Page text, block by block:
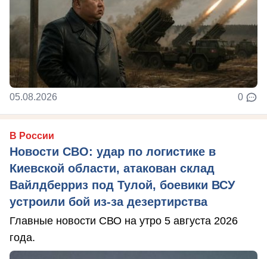
05.08.2026 0
В России
Новости СВО: удар по логистике в
Киевской области, атакован склад
Вайлдберриз под Тулой, боевики ВСУ
устроили бой из-за дезертирства
Главные новости СВО на утро 5 августа 2026
года.